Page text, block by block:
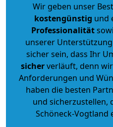
Wir geben unser
kostengünstig und
Professionalität
unserer
sicher sein, dass Ihr
sicherverläuft, denn
Anforderungen und
haben die besten
und sicherzustellen,
Schöneck-Vogtland